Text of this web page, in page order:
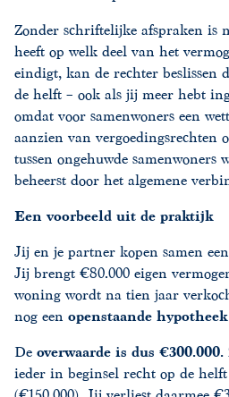
Zonder schriftelijke afspraken is
heeft op welk deel van het
eindigt, kan de rechter beslissen
de helft – ook als jij meer hebt
omdat voor samenwoners een
aanzien van vergoedingsrechten
tussen ongehuwde samenwoners
beheerst door het algemene
Een voorbeeld uit de praktijk
Jij en je partner kopen samen
Jij brengt €80.000 eigen
woning wordt na tien jaar
nog een openstaande
De overwaarde is dus €300.000.
ieder in beginsel recht op de